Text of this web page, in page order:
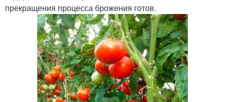
прекращения процесса брожения готов.